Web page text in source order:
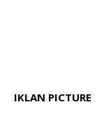
IKLAN PICTURE